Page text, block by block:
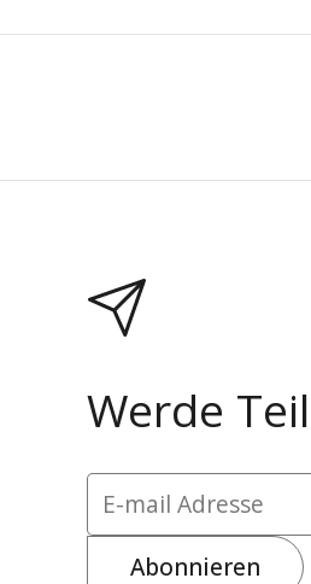
Werde
Abonnieren